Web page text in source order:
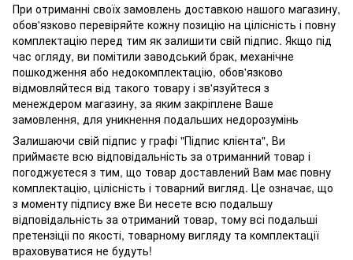
При отриманні своїх замовлень доставкою нашого магазину,
обов'язково перевіряйте кожну позицію на цілісність і повну
комплектацію перед тим як залишити свій підпис. Якщо під
час огляду, ви помітили заводський брак, механічне
пошкодження або недокомплектацію, обов'язково
відмовляйтеся від такого товару і зв'язуйтеся з
менеждером магазину, за яким закріплене Ваше
замовлення, для уникнення подальших недорозумінь
Залишаючи свій підпис у графі "Підпис клієнта", Ви
приймаєте всю відповідальність за отриманний товар і
погоджуєтеся з тим, що товар доставлений Вам має повну
комплектацію, цілісність і товарний вигляд. Це означає, що
з моменту підпису вже Ви несете всю подальшу
відповідальність за отриманий товар, тому всі подальші
претензіціі по якості, товарному вигляду та комплектації
враховуватися не будуть!